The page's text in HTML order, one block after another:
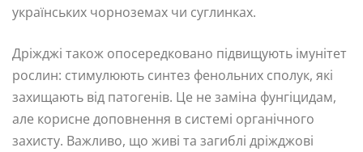
українських чорноземах чи суглинках.
Дріжджі також опосередковано підвищують імунітет
рослин: стимулюють синтез фенольних сполук, які
захищають від патогенів. Це не заміна фунгіцидам,
але корисне доповнення в системі органічного
захисту. Важливо, що живі та загиблі дріжджові